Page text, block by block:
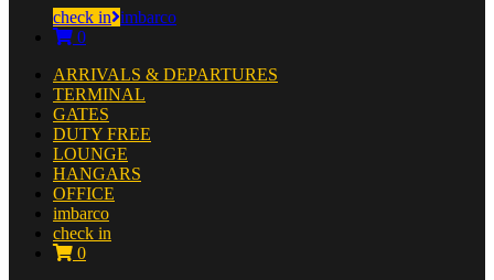
check in imbarco
0
ARRIVALS & DEPARTURES
TERMINAL
GATES
DUTY FREE
LOUNGE
HANGARS
OFFICE
imbarco
check in
0